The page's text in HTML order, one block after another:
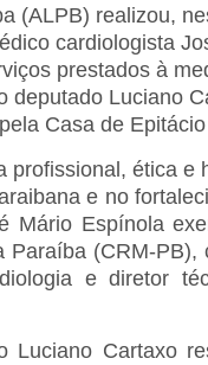
(ALPB) realizou,
cardiologista
prestados à
deputado Luciano
Casa de
profissional, ética e
e no
Mário Espínola
Paraíba (CRM-
e diretor
Luciano Cartaxo